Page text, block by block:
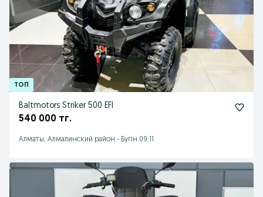
Baltmotors Striker 500 EFI
540 000 тг.
Алматы, Алмалинский район - Бүгін 09:11